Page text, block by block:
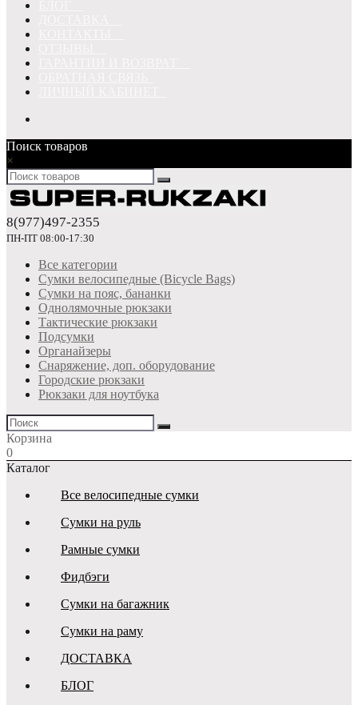
Поиск товаров
×
8(977)497-2355
ПН-ПТ 08:00-17:30
Все категории
Сумки велосипедные (Bicycle Bags)
Сумки на пояс, бананки
Однолямочные рюкзаки
Тактические рюкзаки
Подсумки
Органайзеры
Снаряжение, доп. оборудование
Городские рюкзаки
Рюкзаки для ноутбука
Корзина
0
Каталог
Все велосипедные сумки
Сумки на руль
Рамные сумки
Фидбэги
Сумки на багажник
Сумки на раму
ДОСТАВКА
БЛОГ